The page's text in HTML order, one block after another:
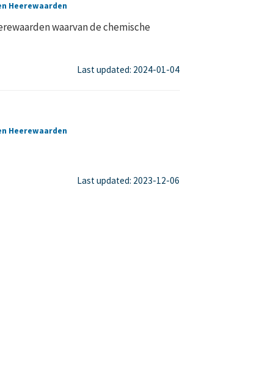
Heerewaarden
waarvan de chemische
Last updated: 2024-01-04
Heerewaarden
Last updated: 2023-12-06